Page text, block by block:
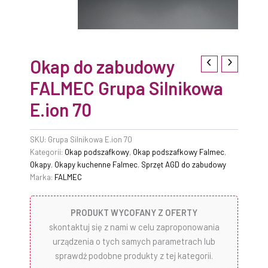
Okap do zabudowy
FALMEC Grupa Silnikowa
E.ion 70
SKU: Grupa Silnikowa E.ion 70
Kategorii: Okap podszafkowy, Okap podszafkowy Falmec,
Okapy, Okapy kuchenne Falmec, Sprzęt AGD do zabudowy
Marka: FALMEC
PRODUKT WYCOFANY Z OFERTY
skontaktuj się z nami w celu zaproponowania
urządzenia o tych samych parametrach lub
sprawdź podobne produkty z tej kategorii.